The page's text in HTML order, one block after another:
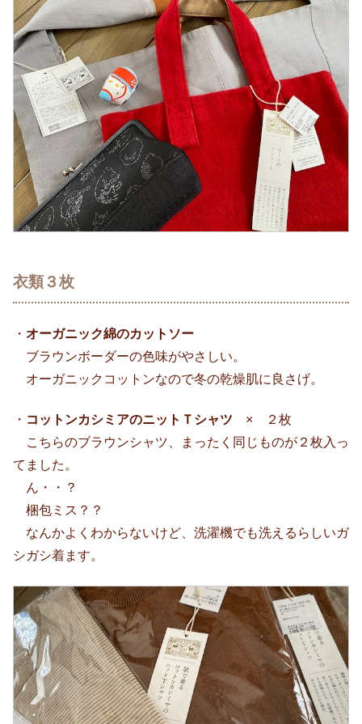
衣類３枚
・ オーガニック綿のカットソー
ブラウンボーダーの色味がやさしい。
オーガニックコットンなので冬の乾燥肌に良さげ。
・ コットンカシミアのニットＴシャツ × ２枚
こちらのブラウンシャツ、まったく同じものが２枚入っ
てました。
ん・・？
梱包ミス？？
なんかよくわからないけど、洗濯機でも洗えるらしいガ
シガシ着ます。